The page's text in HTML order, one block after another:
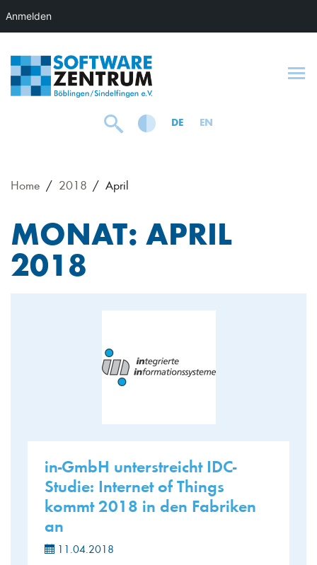
DE EN
Home 2018 April
MONAT: APRIL
2018
in-GmbH unterstreicht IDC-
Studie: Internet of Things
kommt 2018 in den Fabriken
an
11.04.2018
Anmelden